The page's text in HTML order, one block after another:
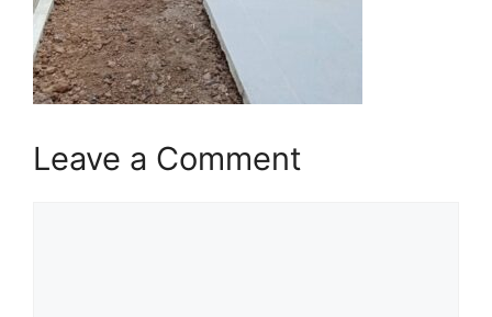
Leave a Comment